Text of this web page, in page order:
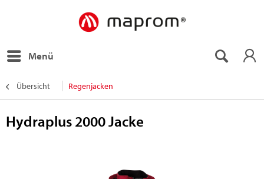
Menü
Übersicht Regenjacken
Hydraplus 2000 Jacke